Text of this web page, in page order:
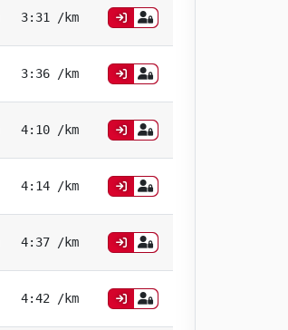
3:31 /km
3:36 /km
4:10 /km
4:14 /km
4:37 /km
4:42 /km